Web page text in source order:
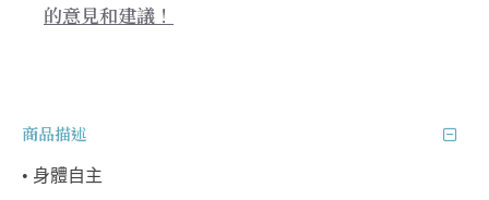
的意見和建議！
商品描述
• 身體自主